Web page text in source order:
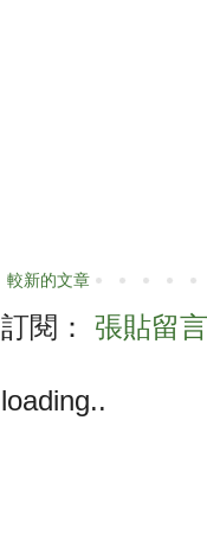
較新的文章
訂閱： 張貼留
loading..